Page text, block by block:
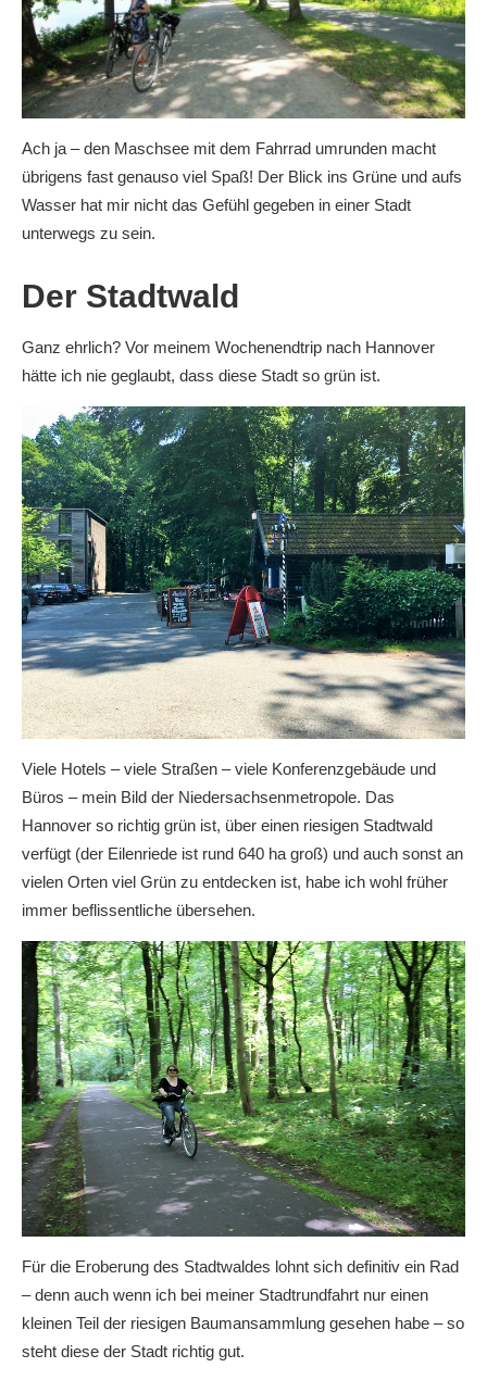
Ach ja – den Maschsee mit dem Fahrrad umrunden macht
übrigens fast genauso viel Spaß! Der Blick ins Grüne und aufs
Wasser hat mir nicht das Gefühl gegeben in einer Stadt
unterwegs zu sein.
Der Stadtwald
Ganz ehrlich? Vor meinem Wochenendtrip nach Hannover
hätte ich nie geglaubt, dass diese Stadt so grün ist.
Viele Hotels – viele Straßen – viele Konferenzgebäude und
Büros – mein Bild der Niedersachsenmetropole. Das
Hannover so richtig grün ist, über einen riesigen Stadtwald
verfügt (der Eilenriede ist rund 640 ha groß) und auch sonst an
vielen Orten viel Grün zu entdecken ist, habe ich wohl früher
immer beflissentliche übersehen.
Für die Eroberung des Stadtwaldes lohnt sich definitiv ein Rad
– denn auch wenn ich bei meiner Stadtrundfahrt nur einen
kleinen Teil der riesigen Baumansammlung gesehen habe – so
steht diese der Stadt richtig gut.